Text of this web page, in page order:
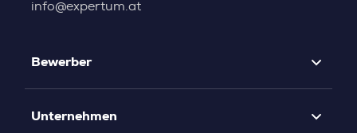
info@expertum.at
Bewerber
Unternehmen